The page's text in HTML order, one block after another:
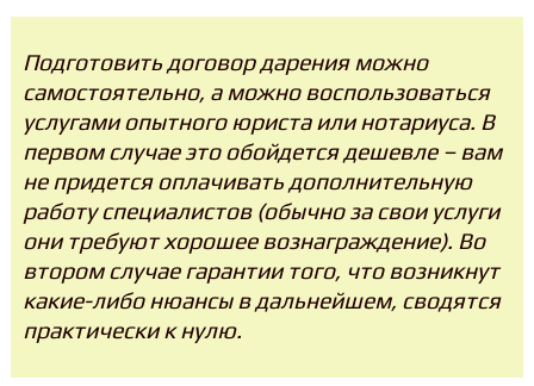
Подготовить договор дарения можно
самостоятельно, а можно воспользоваться
услугами опытного юриста или нотариуса. В
первом случае это обойдется дешевле – вам
не придется оплачивать дополнительную
работу специалистов (обычно за свои услуги
они требуют хорошее вознаграждение). Во
втором случае гарантии того, что возникнут
какие-либо нюансы в дальнейшем, сводятся
практически к нулю.